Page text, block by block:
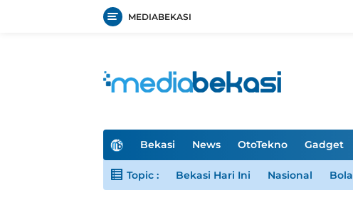
MEDIABEKASI
H
m
Bekasi News OtoTekno Gadget
Topic : Bekasi Hari Ini Nasional Bola